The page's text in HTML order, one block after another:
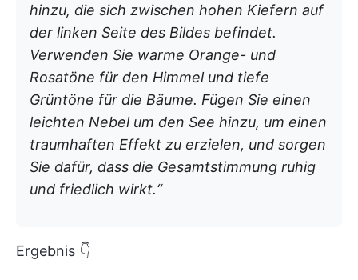
hinzu, die sich zwischen hohen Kiefern auf
der linken Seite des Bildes befindet.
Verwenden Sie warme Orange- und
Rosatöne für den Himmel und tiefe
Grüntöne für die Bäume. Fügen Sie einen
leichten Nebel um den See hinzu, um einen
traumhaften Effekt zu erzielen, und sorgen
Sie dafür, dass die Gesamtstimmung ruhig
und friedlich wirkt.“
Ergebnis 👇